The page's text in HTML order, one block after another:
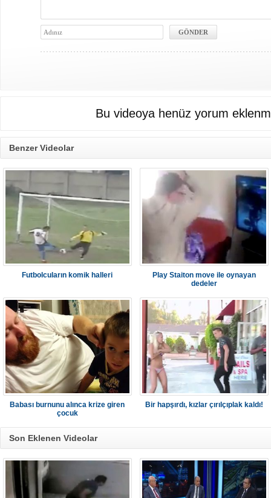
Bu videoya henüz yorum
Benzer Videolar
Futbolcuların komik halleri
Play Staiton move ile oynayan
dedeler
Babası burnunu alınca krize giren
çocuk
Bir hapşırdı, kızlar çırılçıplak kaldı!
Son Eklenen Videolar